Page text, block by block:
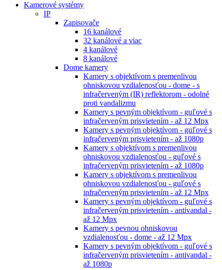
Kamerové systémy
IP
Zapisovače
16 kanálové
32 kanálové a viac
4 kanálové
8 kanálové
Dome kamery
Kamery s objektívom s premenlivou
ohniskovou vzdialenosťou - dome - s
infračerveným (IR) reflektorom - odolné
proti vandalizmu
Kamery s pevným objektívom - guľové s
infračerveným prisvietením - až 12 Mpx
Kamery s pevným objektívom - guľové s
infračerveným prisvietením - až 1080p
Kamery s objektívom s premenlivou
ohniskovou vzdialenosťou - guľové s
infračerveným prisvietením - až 1080p
Kamery s objektívom s premenlivou
ohniskovou vzdialenosťou - guľové s
infračerveným prisvietením - až 12 Mpx
Kamery s pevným objektívom - guľové s
infračerveným prisvietením - antivandal -
až 12 Mpx
Kamery s pevnou ohniskovou
vzdialenosťou - dome - až 12 Mpx
Kamery s pevným objektívom - guľové s
infračerveným prisvietením - antivandal -
až 1080p